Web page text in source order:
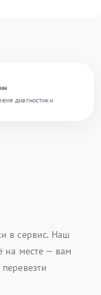
диагностики
в сервис. Наш
на месте — вам